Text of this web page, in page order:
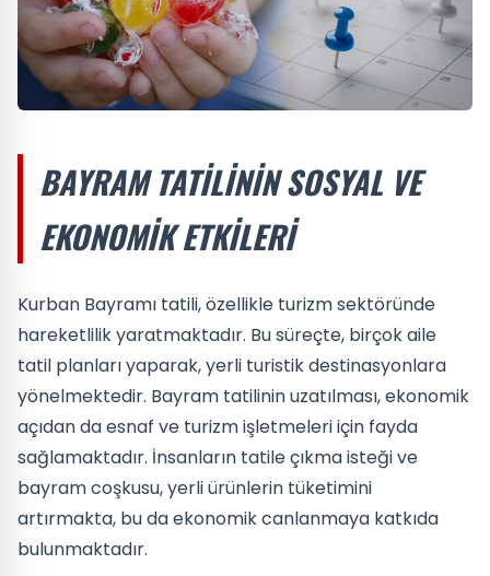
BAYRAM TATILININ SOSYAL VE
EKONOMIK ETKILERI
Kurban Bayramı tatili, özellikle turizm sektöründe
hareketlilik yaratmaktadır. Bu süreçte, birçok aile
tatil planları yaparak, yerli turistik destinasyonlara
yönelmektedir. Bayram tatilinin uzatılması, ekonomik
açıdan da esnaf ve turizm işletmeleri için fayda
sağlamaktadır. İnsanların tatile çıkma isteği ve
bayram coşkusu, yerli ürünlerin tüketimini
artırmakta, bu da ekonomik canlanmaya katkıda
bulunmaktadır.